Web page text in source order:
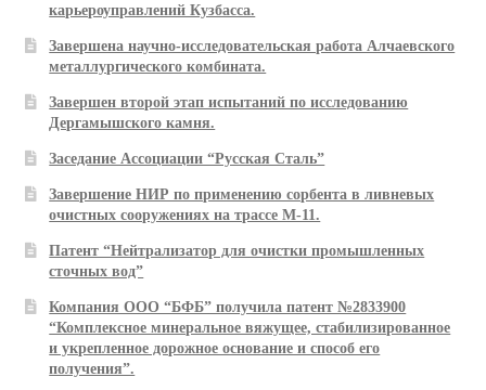
карьероуправлений Кузбасса.
Завершена научно-исследовательская работа Алчаевского
металлургического комбината.
Завершен второй этап испытаний по исследованию
Дергамышского камня.
Заседание Ассоциации “Русская Сталь”
Завершение НИР по применению сорбента в ливневых
очистных сооружениях на трассе М-11.
Патент “Нейтрализатор для очистки промышленных
сточных вод”
Компания ООО “БФБ” получила патент №2833900
“Комплексное минеральное вяжущее, стабилизированное
и укрепленное дорожное основание и способ его
получения”.